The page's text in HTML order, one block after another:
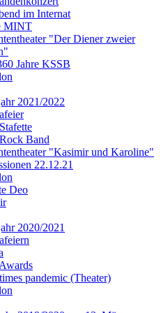
im Internat
MINT
"Der Diener zweier
Jahre KSSB
2021/2022
Band
"Kasimir und Karoline"
22.12.21
Deo
2020/2021
pandemic (Theater)